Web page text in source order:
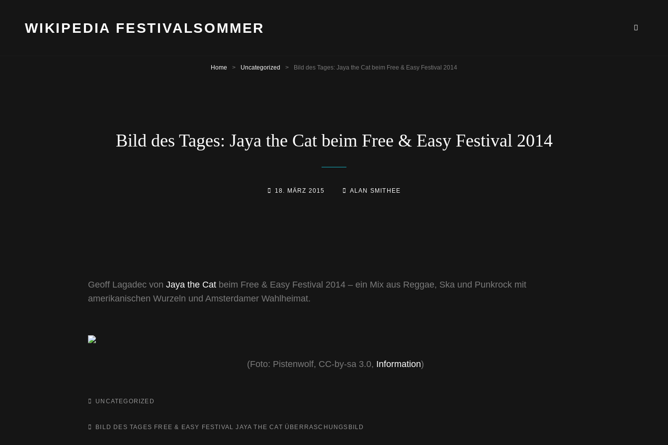
WIKIPEDIA FESTIVALSOMMER
Home > Uncategorized > Bild des Tages: Jaya the Cat beim Free & Easy Festival 2014
Bild des Tages: Jaya the Cat beim Free & Easy Festival 2014
POSTED-
18. MÄRZ 2015
BY
BYLINE
ALAN SMITHEE
Geoff Lagadec von Jaya the Cat beim Free & Easy Festival 2014 – ein Mix aus Reggae, Ska und Punkrock mit
amerikanischen Wurzeln und Amsterdamer Wahlheimat.
(Foto: Pistenwolf, CC-by-sa 3.0, Information)
CATEGORIES
UNCATEGORIZED
TAGS,
BILD DES TAGES FREE & EASY FESTIVAL JAYA THE CAT ÜBERRASCHUNGSBILD